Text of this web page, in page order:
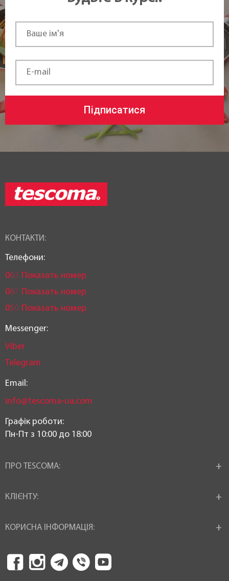
Підписатися
КОНТАКТИ:
Телефони:
063 Показать номер
067 Показать номер
050 Показать номер
Messenger:
Viber
Telegram
Email:
info@tescoma-ua.com
Графік роботи:
Пн-Пт з 10:00 до 18:00
ПРО TESCOMA:
КЛІЄНТУ:
КОРИСНА ІНФОРМАЦІЯ: